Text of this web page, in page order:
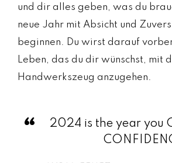
und dir alles geben, was du
neue Jahr mit Absicht und
beginnen. Du wirst darauf
Leben, das du dir wünschst, mit
Handwerkszeug anzugehen.
2024 is the year you